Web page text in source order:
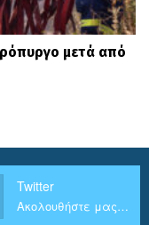
μετά από
Twitter
Ακολουθήστε μας στο Twitter